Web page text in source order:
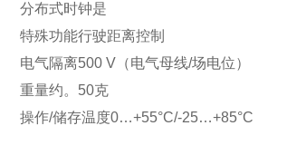
分布式时钟是
特殊功能行驶距离控制
电气隔离500 V（电气母线/场电位）
重量约。50克
操作/储存温度0…+55°C/-25…+85°C